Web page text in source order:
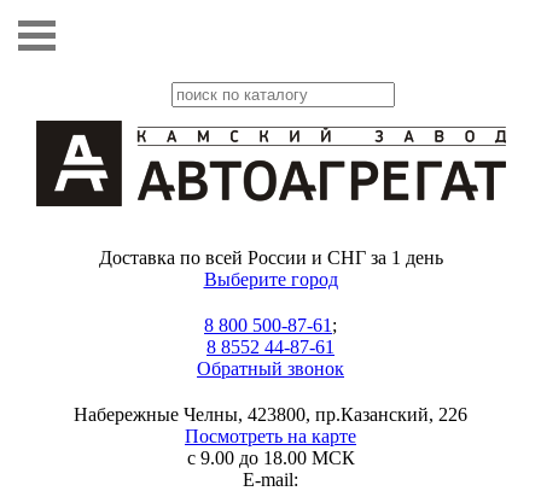
Доставка по всей России и СНГ за 1 день
Выберите город
8 800 500-87-61 ;
8 8552 44-87-61
Обратный звонок
Набережные Челны, 423800, пр.Казанский, 226
Посмотреть на карте
с 9.00 до 18.00 МСК
E-mail: